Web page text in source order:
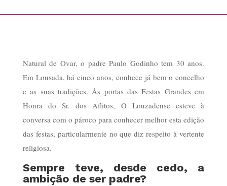
Natural de Ovar, o padre Paulo Godinho tem 30 anos.
Em Lousada, há cinco anos, conhece já bem o concelho
e as suas tradições. Às portas das Festas Grandes em
Honra do Sr. dos Aflitos, O Louzadense esteve à
conversa com o pároco para conhecer melhor esta edição
das festas, particularmente no que diz respeito à vertente
religiosa.
Sempre teve, desde cedo, a
ambição de ser padre?